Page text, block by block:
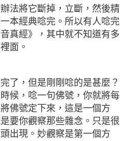
法將它斷掉，立斷，然後精
本經典唸完。所以有人唸完
真經》，其中就不知道有多
面。
了，但是剛剛唸的是甚麼？
候，唸一句佛號，你就將每
佛號定下來，這是一個方
要你觀察那些雜念。只是很
出現。妙觀察是第一個方